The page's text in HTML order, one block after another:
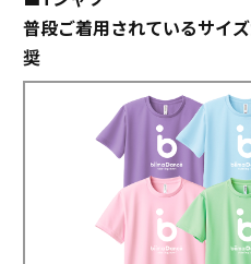
普段ご着用されているサイ
奨